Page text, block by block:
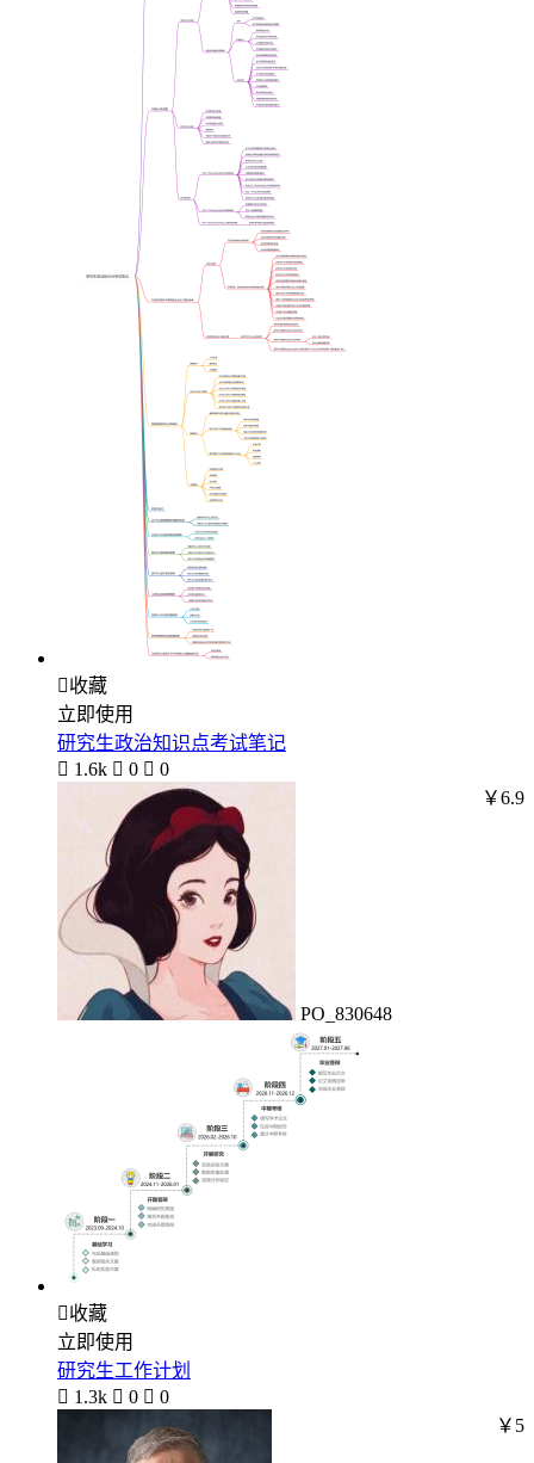
收藏
立即使用
研究生政治知识点考试笔记
 1.6k  0  0
PO_830648
￥6.9
收藏
立即使用
研究生工作计划
 1.3k  0  0
￥5